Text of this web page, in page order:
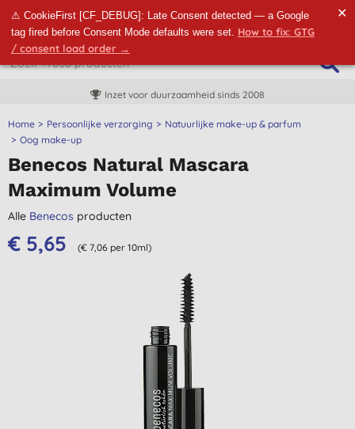
⚠ CookieFirst [CF_DEBUG]: Late Consent detected — a Google
tag fired before Consent Mode defaults were set. How to fix: GTG
/ consent load order →
✕
Inzet voor duurzaamheid sinds 2008
Home Persoonlijke verzorging
Natuurlijke make-up & parfum
Oog make-up
Benecos Natural Mascara
Maximum Volume
Alle Benecos producten
€ 5,65 (€ 7,06 per 10ml)